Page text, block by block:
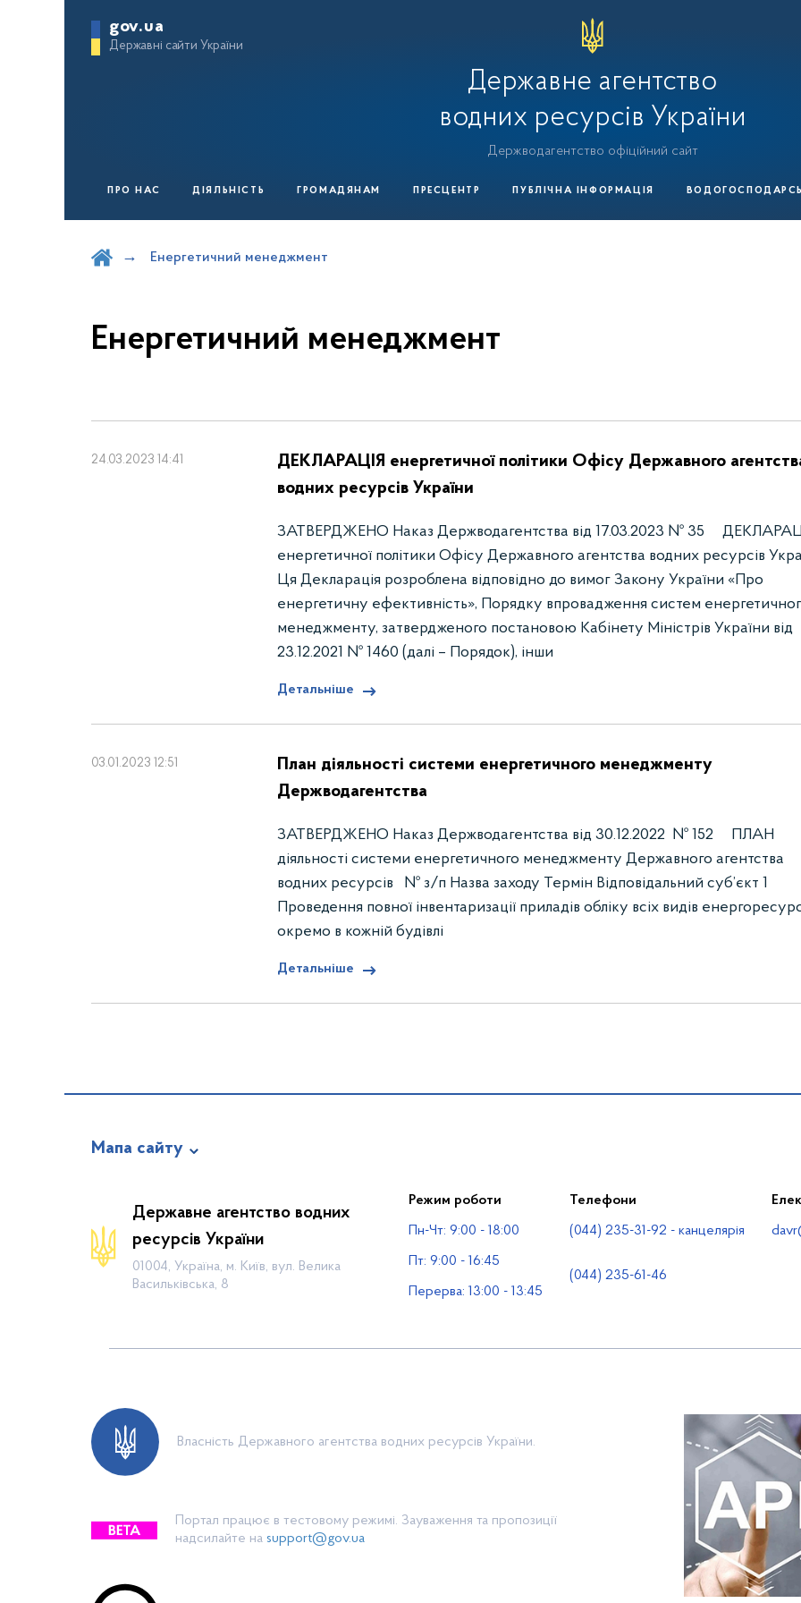
gov.ua
Державні сайти України
Державне агентство
водних ресурсів України
Держводагентство офіційний сайт
ПРО НАС ДІЯЛЬНІСТЬ ГРОМАДЯНАМ ПРЕСЦЕНТР ПУБЛІЧНА ІНФОРМАЦІЯ
Енергетичний менеджмент
Енергетичний менеджмент
24.03.2023 14:41
ДЕКЛАРАЦІЯ енергетичної політики Офісу Державного
водних ресурсів України
ЗАТВЕРДЖЕНО Наказ Держводагентства від 17.03.2023 № 35
енергетичної політики Офісу Державного агентства водних ресурсів
Ця Декларація розроблена відповідно до вимог Закону України «Про
енергетичну ефективність», Порядку впровадження систем
менеджменту, затвердженого постановою Кабінету Міністрів України від
23.12.2021 № 1460 (далі – Порядок), інши
Детальніше
03.01.2023 12:51
План діяльності системи енергетичного менеджменту
Держводагентства
ЗАТВЕРДЖЕНО Наказ Держводагентства від 30.12.2022 № 152 ПЛАН
діяльності системи енергетичного менеджменту Державного агентства
водних ресурсів № з/п Назва заходу Термін Відповідальний суб’єкт 1
Проведення повної інвентаризації приладів обліку всіх видів
окремо в кожній будівлі
Детальніше
Мапа сайту
Діяльність
Громадянам
Прес-центр
Водогосподарські організації
Державне агентство водних
ресурсів України
01004, Україна, м. Київ, вул. Велика
Васильківська, 8
Режим роботи
Пн-Чт: 9:00 - 18:00
Пт: 9:00 - 16:45
Перерва: 13:00 - 13:45
Телефони
(044) 235-31-92 - канцелярія
(044) 235-61-46
Власність Державного агентства водних ресурсів України.
Портал працює в тестовому режимі. Зауваження та пропозиції
надсилайте на support@gov.ua